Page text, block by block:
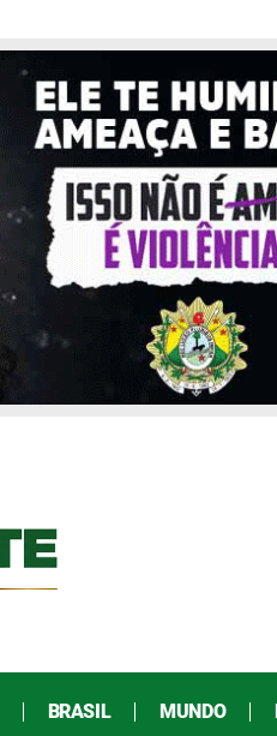
BRASIL MUNDO